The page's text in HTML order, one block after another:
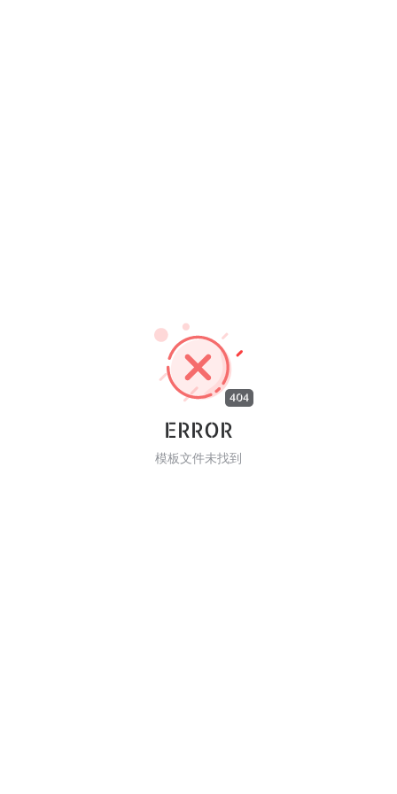
404
ERROR
模板文件未找到